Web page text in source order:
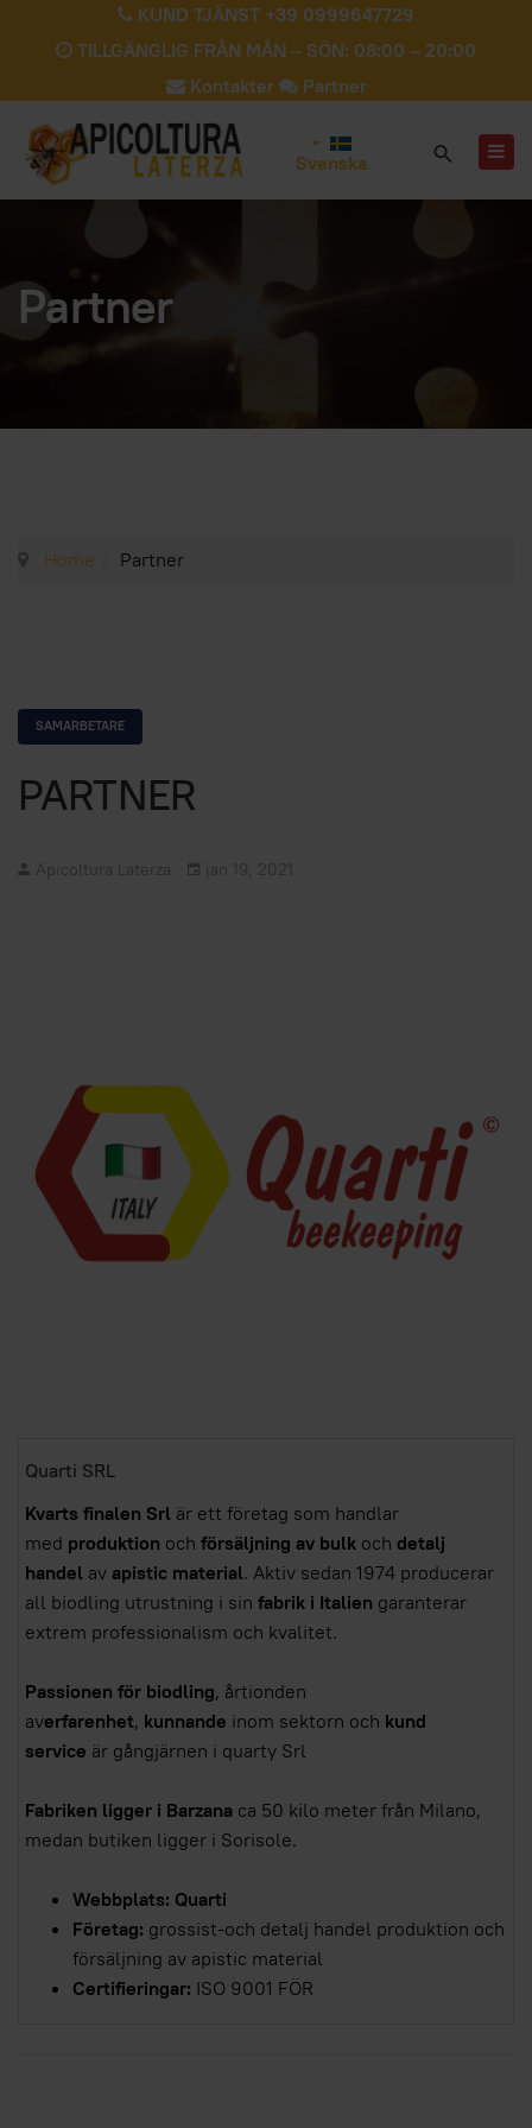
KUND TJÄNST +39 0999647729
TILLGÄNGLIG FRÅN MÅN – SÖN: 08:00 – 20:00
Kontakter
Partner
Svenska
Partner
Home Partner
SAMARBETARE
PARTNER
Apicoltura Laterza jan 19, 2021
Quarti SRL
Kvarts finalen Srl är ett företag som handlar
med produktion och försäljning av bulk och detalj
handel avapistic material. Aktiv sedan 1974 producerar
all biodling utrustning i sin fabrik i Italien garanterar
extrem professionalism och kvalitet.
Passionen för biodling, årtionden
averfarenhet, kunnande inom sektorn och kund
service är gångjärnen i quarty Srl
Fabriken ligger i Barzana ca 50 kilo meter från Milano,
medan butiken ligger i Sorisole.
Webbplats: Quarti
Företag: grossist-och detalj handel produktion och
försäljning av apistic material
Certifieringar: ISO 9001 FÖR